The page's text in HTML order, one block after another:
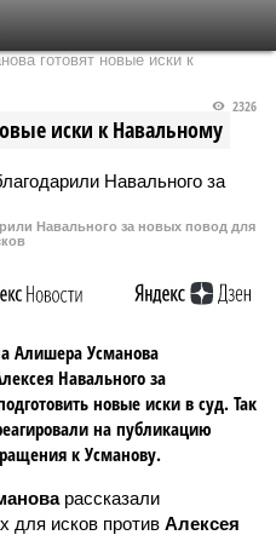
выпуск
готовят новые иски к
иски к Навальному
2326
Навального за новых повод для
Алишера Усманова
Навального за
новые иски в суд. Так
на публикацию
к Усманову.
рассказали
для исков против Алексея